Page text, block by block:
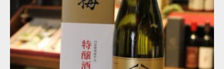
特醸種 越乃寒梅
詳しく 買い物に進む